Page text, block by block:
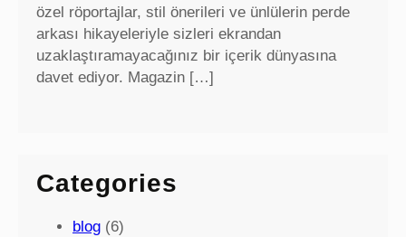
özel röportajlar, stil önerileri ve ünlülerin perde
arkası hikayeleriyle sizleri ekrandan
uzaklaştıramayacağınız bir içerik dünyasına
davet ediyor. Magazin […]
Categories
blog (6)